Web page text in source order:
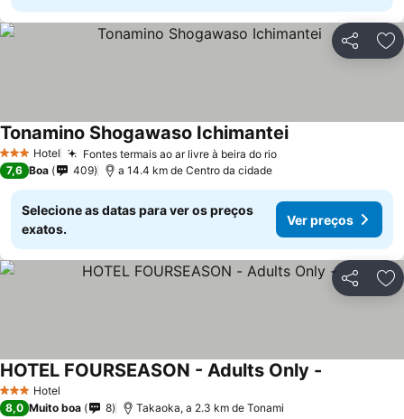
Partilhar
3 EstrelasHotel Fontes termais ao ar livre à beira do rioVer preços
Tonamino Shogawaso IchimanteiVer preços
7,6 Boa 409 a 14.4 km de Centro da cidade
Selecione as datas para ver os preços
exatos.
Ver preços
Partilhar
3 EstrelasHotel
HOTEL FOURSEASON - Adults Only -
8,0 Muito boa 8 Takaoka, a 2.3 km de Tonami